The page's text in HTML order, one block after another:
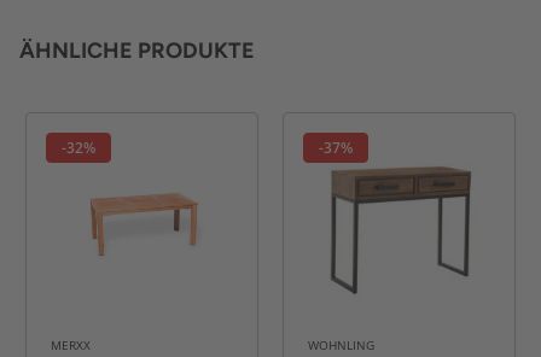
ÄHNLICHE PRODUKTE
-32%
MERXX
-37%
WOHNLING